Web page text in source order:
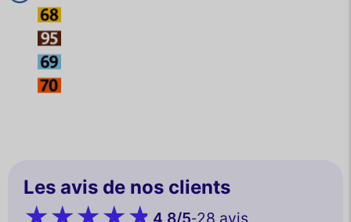
Les avis de nos clients
4,8/5-28 avis